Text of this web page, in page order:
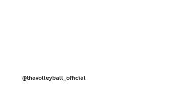
@thavolleyball_official